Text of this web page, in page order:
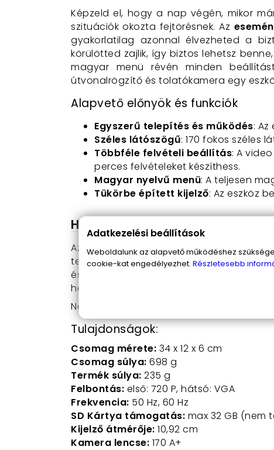
Képzeld el, hogy a nap végén, mikor
szituációk okozta fejtörésnek. Az
gyakorlatilag azonnal élvezheted a
körülötted zajlik, így biztos lehetsz
magyar menü révén minden
útvonalrögzítő és tolatókamera egy
Alapvető előnyök és funkciók
Egyszerű telepítés és működés:
Széles látószögű: 170 fokos széles
Többféle felvételi beállítás: A
perces felvételeket készíthess.
Magyar nyelvű menü: A teljesen
Tükörbe épített kijelző: Az eszköz
Hogyan használd a
Az eszközt bárki egyszerűen be tudja
telepítés után, miután bekapcsolod a
és egyszerű kezelhetőség miatt nem
helyeken, így soha többé nem kell
Ne habozz tovább! Vásárold meg most
Tulajdonságok:
Csomag mérete: 34 x 12 x 6 cm
Csomag súlya: 698 g
Termék súlya: 235 g
Felbontás: első: 720 P, hátsó: VGA
Frekvencia: 50 Hz, 60 Hz
SD Kártya támogatás: max 32 GB (nem
Kijelző átmérője: 10,92 cm
Kamera lencse: 170 A+
Adatkezelési beállítások
Weboldalunk az alapvető működéshez
cookie-kat engedélyezhet. Részletesebb